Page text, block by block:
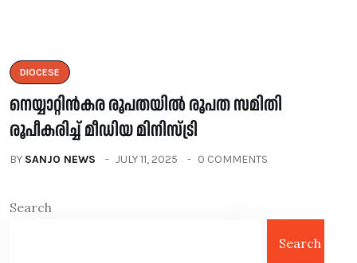
DIOCESE
നെയ്യാറ്റിൻകര രൂപതയിൽ രൂപത സമിതി
രൂപീകരിച്ച് മീഡിയ മിനിസ്ട്രി
BY SANJO NEWS JULY 11, 2025 0 COMMENTS
Search
Search